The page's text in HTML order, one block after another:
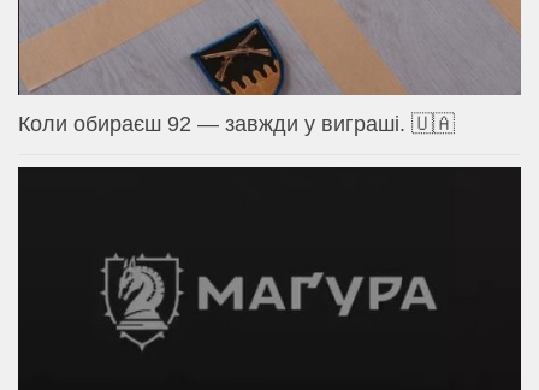
Коли обираєш 92 — завжди у виграші. 🇺🇦